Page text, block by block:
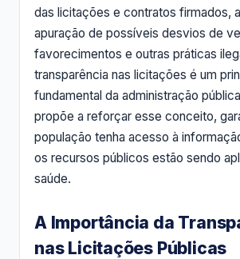
das licitações e contratos firmados,
apuração de possíveis desvios de
favorecimentos e outras práticas
transparência nas licitações é um
fundamental da administração
propõe a reforçar esse conceito,
população tenha acesso à
os recursos públicos estão sendo
saúde.
A Importância da
nas Licitações Públicas